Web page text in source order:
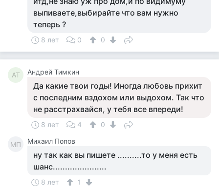
выпиваете,выбирайте что вам нужно
теперь ?
8 лет 0 0
АТ Андрей Тимкин
Да какие твои годы! Иногда любовь прихит
с последним вздохом или выдохом. Так что
не расстрахвайся, у тебя все впереди!
8 лет 4 0
МП Михаил Попов
ну так как вы пишете ..........то у меня есть
шанс......................
8 лет 1